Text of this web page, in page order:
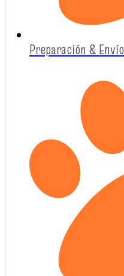
Preparación & Envío